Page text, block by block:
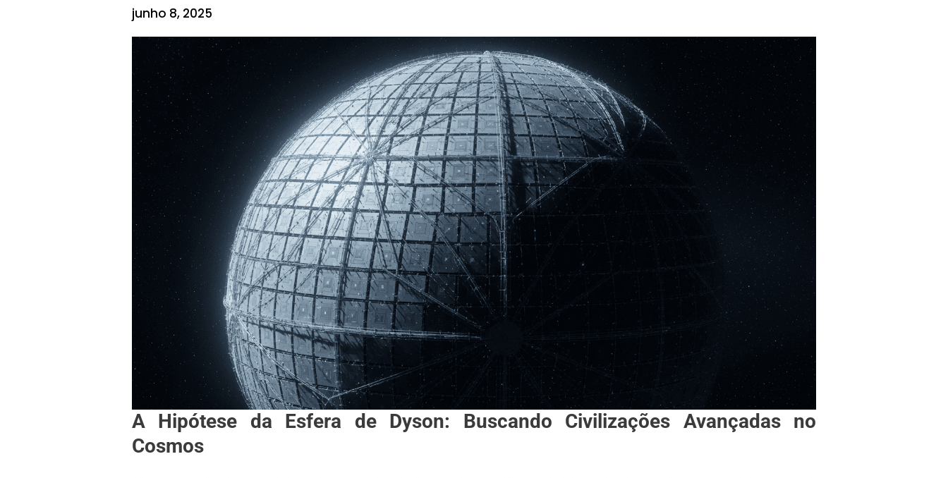
junho 8, 2025
A Hipótese da Esfera de Dyson: Buscando Civilizações Avançadas no
Cosmos